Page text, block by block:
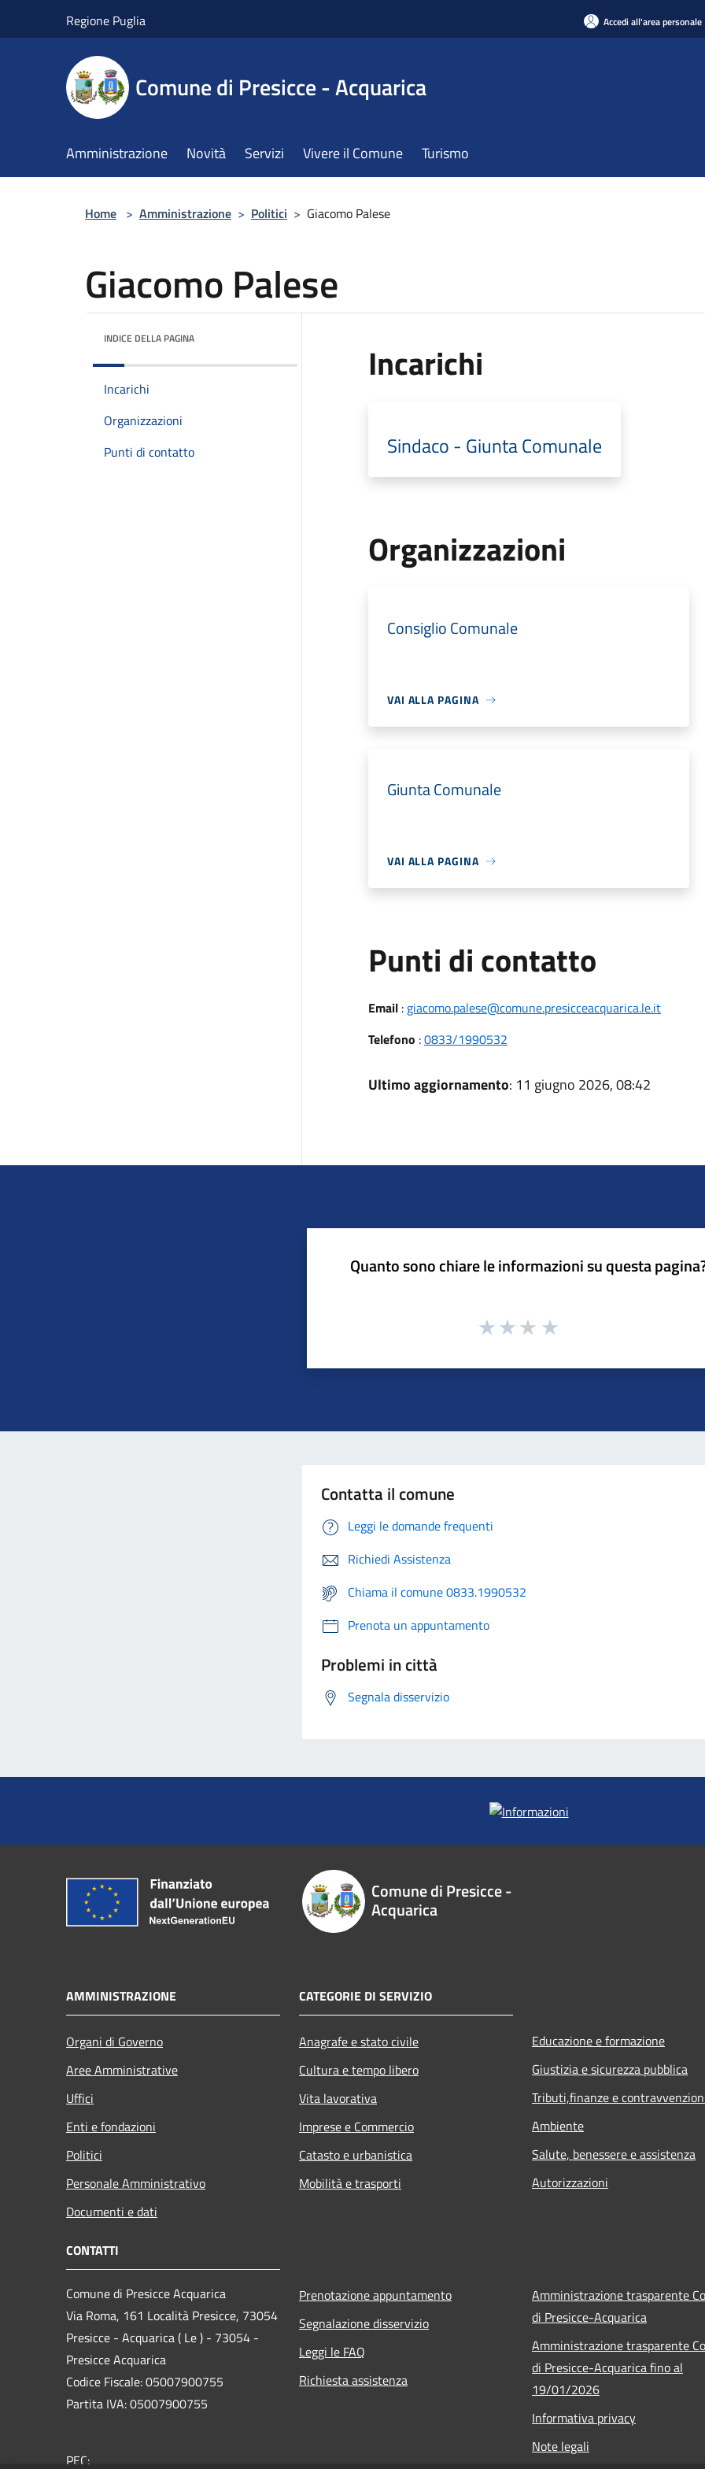
Regione Puglia Accedi all'area personale
Comune di Presicce - Acquarica
Amministrazione Novità Servizi Vivere il Comune Turismo
Home > Amministrazione > Politici > Giacomo Palese
Giacomo Palese
INDICE DELLA PAGINA
Incarichi
Organizzazioni
Punti di contatto
Incarichi
Sindaco - Giunta Comunale
Organizzazioni
Consiglio Comunale
VAI ALLA PAGINA
Giunta Comunale
VAI ALLA PAGINA
Punti di contatto
Email: giacomo.palese@comune.presicceacquarica.le.it
Telefono :0833/1990532
Ultimo aggiornamento: 11 giugno 2026, 08:42
Quanto sono chiare le informazioni su questa
Contatta il comune
Leggi le domande frequenti
Richiedi Assistenza
Chiama il comune 0833.1990532
Prenota un appuntamento
Problemi in città
Segnala disservizio
Comune di Presicce -
Acquarica
AMMINISTRAZIONE
Organi di Governo
Aree Amministrative
Uffici
Enti e fondazioni
Politici
Personale Amministrativo
Documenti e dati
CATEGORIE DI SERVIZIO
Anagrafe e stato civile
Cultura e tempo libero
Vita lavorativa
Imprese e Commercio
Catasto e urbanistica
Mobilità e trasporti
Educazione e formazione
Giustizia e sicurezza pubblica
Tributi,finanze e
Ambiente
Salute, benessere e assistenza
Autorizzazioni
CONTATTI
Comune di Presicce Acquarica
Via Roma, 161 Località Presicce, 73054
Presicce - Acquarica ( Le ) - 73054 -
Presicce Acquarica
Codice Fiscale: 05007900755
Partita IVA: 05007900755
PEC:
Prenotazione appuntamento
Segnalazione disservizio
Leggi le FAQ
Richiesta assistenza
Amministrazione trasparente
di Presicce-Acquarica
Amministrazione trasparente
di Presicce-Acquarica fino al
19/01/2026
Informativa privacy
Note legali